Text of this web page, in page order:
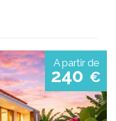
A partir de
240 €